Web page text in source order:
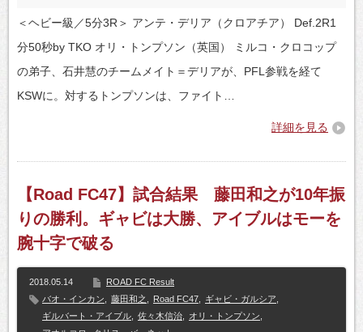
＜ヘビー級／5分3R＞ アンテ・デリア（クロアチア） Def.2R1
分50秒by TKO オリ・トンプソン（英国） ミルコ・クロコップ
の弟子、石井慧のチームメイト＝デリアが、PFL参戦を経て
KSWに。対するトンプソンは、ファイト…
詳細を見る
【Road FC47】試合結果 藤田和之が10年振
りの勝利。ギャビは大勝、アイブルはモーを
腕十字で破る
2018.05.14
ROAD FC Result
バオ・インカン
藤田和之 Road FC47 ギャビ・ガルシア
ギルバート・アイブル
佐々木信治 オリ・トンプソン